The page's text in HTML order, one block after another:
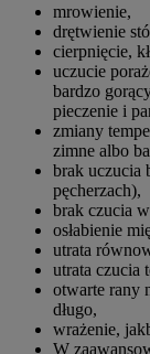
mrowienie,
drętwienie
cierpnięcie,
uczucie
bardzo
pieczenie i
zmiany
zimne albo
brak uczucia
pęcherzach),
brak czucia
osłabienie
utrata
utrata czucia
otwarte rany
długo,
wrażenie,
W